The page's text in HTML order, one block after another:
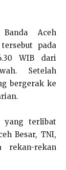
Aceh
pada
WIB dari
Setelah
bergerak ke
yang terlibat
Besar, TNI,
rekan-rekan